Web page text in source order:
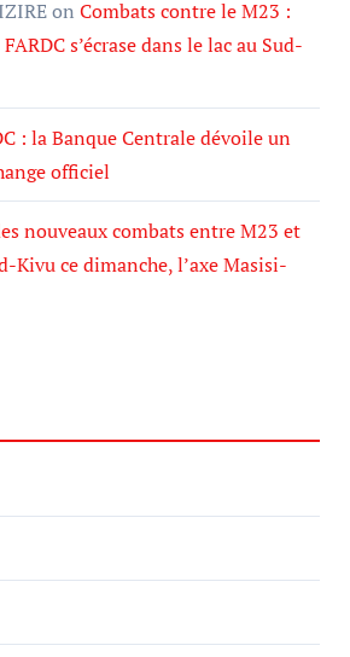
on Combats contre le M23 :
s’écrase dans le lac au Sud-
: la Banque Centrale dévoile un
officiel
nouveaux combats entre M23 et
Kivu ce dimanche, l’axe Masisi-